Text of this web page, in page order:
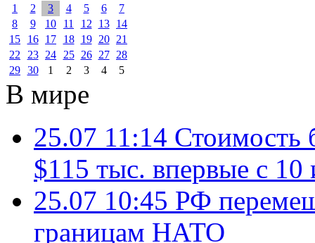
1
2 3 4 5 6
7
8
9 10 11 12 13
14
15
16 17 18 19 20
21
22
23 24 25 26 27
28
29 30 1 2 3 4 5
В мире
25.07 11:14 Стоимость
$115 тыс. впервые с 10
25.07 10:45 РФ
границам НАТО